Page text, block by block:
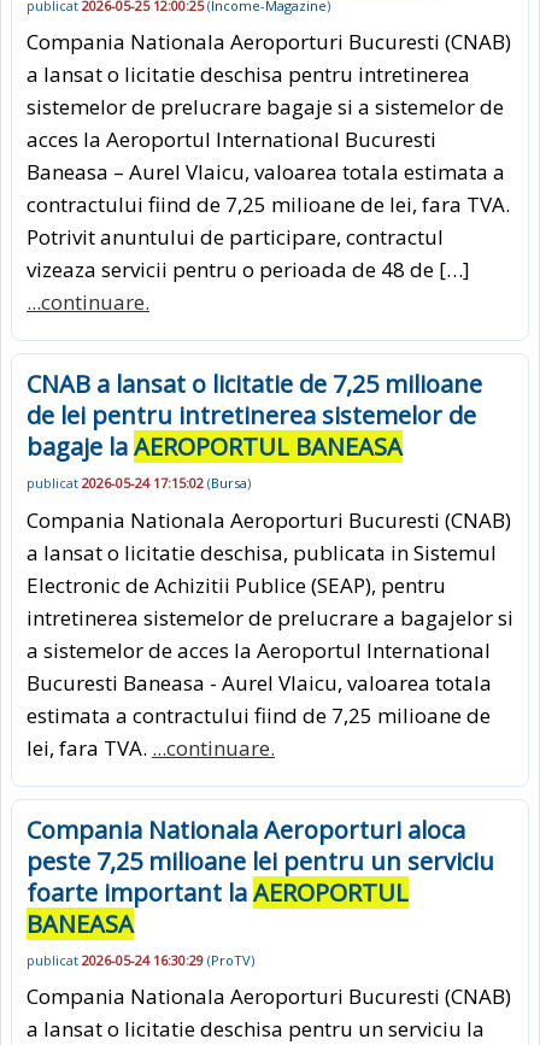
publicat 2026-05-25 12:00:25(Income-Magazine)
Compania Nationala Aeroporturi Bucuresti (CNAB)
a lansat o licitatie deschisa pentru intretinerea
sistemelor de prelucrare bagaje si a sistemelor de
acces la Aeroportul International Bucuresti
Baneasa – Aurel Vlaicu, valoarea totala estimata a
contractului fiind de 7,25 milioane de lei, fara TVA.
Potrivit anuntului de participare, contractul
vizeaza servicii pentru o perioada de 48 de […]
...continuare.
CNAB a lansat o licitatie de 7,25 milioane
de lei pentru intretinerea sistemelor de
bagaje laAEROPORTUL BANEASA
publicat 2026-05-24 17:15:02 (Bursa)
Compania Nationala Aeroporturi Bucuresti (CNAB)
a lansat o licitatie deschisa, publicata in Sistemul
Electronic de Achizitii Publice (SEAP), pentru
intretinerea sistemelor de prelucrare a bagajelor si
a sistemelor de acces la Aeroportul International
Bucuresti Baneasa - Aurel Vlaicu, valoarea totala
estimata a contractului fiind de 7,25 milioane de
lei, fara TVA. ...continuare.
Compania Nationala Aeroporturi aloca
peste 7,25 milioane lei pentru un serviciu
foarte important laAEROPORTUL
BANEASA
publicat 2026-05-24 16:30:29 (ProTV)
Compania Nationala Aeroporturi Bucuresti (CNAB)
a lansat o licitatie deschisa pentru un serviciu la